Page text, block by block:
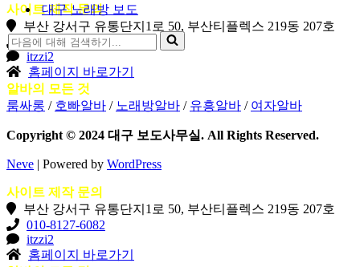
뉴
대구 노래방 보도
다
음
에
대
해
색
기...
사이트 제작 문의
부산 강서구 유통단지1로 50, 부산티플렉스 219동 207호
010-8127-6082
itzzi2
홈페이지 바로가기
알바의 모든 것
룸싸롱 / 호빠알바 / 노래방알바 / 유흥알바 / 여자알바
Copyright © 2024 대구 보도사무실. All Rights Reserved.
Neve | Powered by WordPress
사이트 제작 문의
부산 강서구 유통단지1로 50, 부산티플렉스 219동 207호
010-8127-6082
itzzi2
홈페이지 바로가기